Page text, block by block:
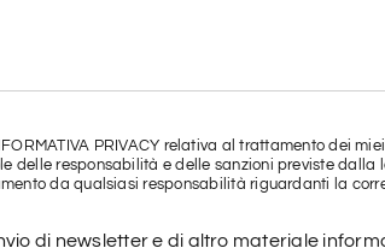
PRIVACY relativa al trattamento dei
delle responsabilità e delle sanzioni previste dalla
da qualsiasi responsabilità riguardanti la
di newsletter e di altro materiale